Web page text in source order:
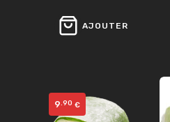
AJOUTER
9.90 €